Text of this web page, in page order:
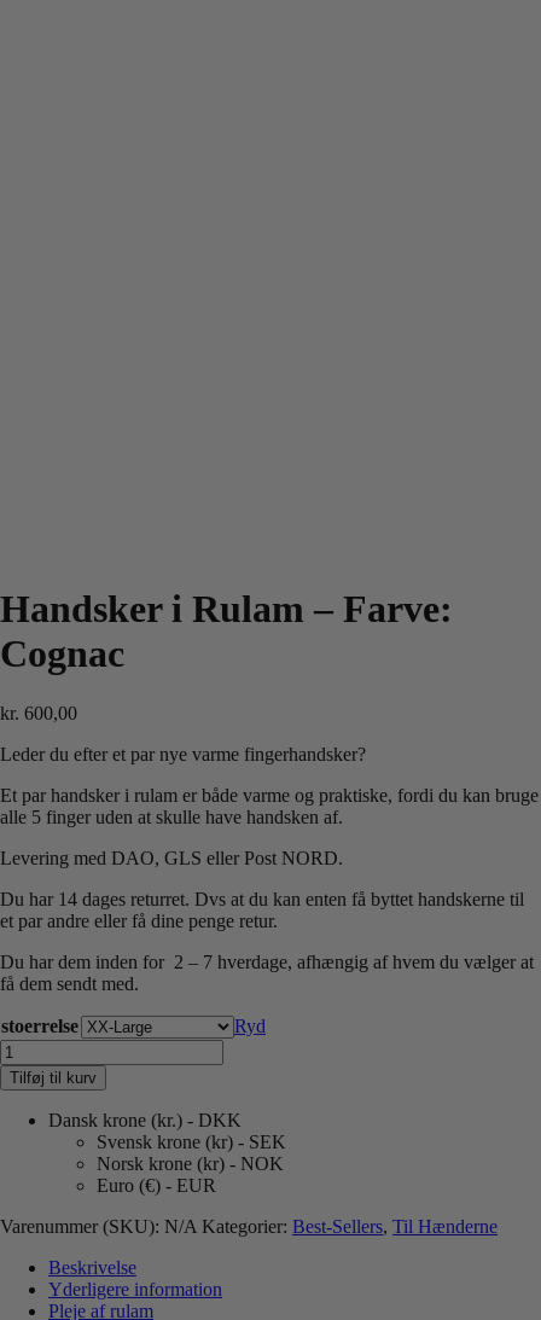
Handsker i Rulam – Farve:
Cognac
kr. 600,00
Leder du efter et par nye varme fingerhandsker?
Et par handsker i rulam er både varme og praktiske, fordi du kan bruge
alle 5 finger uden at skulle have handsken af.
Levering med DAO, GLS eller Post NORD.
Du har 14 dages returret. Dvs at du kan enten få byttet handskerne til
et par andre eller få dine penge retur.
Du har dem inden for 2 – 7 hverdage, afhængig af hvem du vælger at
få dem sendt med.
stoerrelse
Ryd
Handsker
i
Rulam
Tilføj til kurv
Dansk krone (kr.) - DKK
Svensk krone (kr) - SEK
Norsk krone (kr) - NOK
Euro (€) - EUR
Varenummer (SKU): N/A Kategorier: Best-Sellers, Til Hænderne
Beskrivelse
Yderligere information
Pleje af rulam